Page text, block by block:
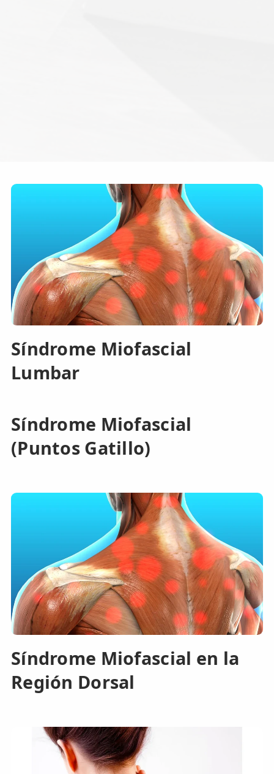
Síndrome Miofascial
Lumbar
Síndrome Miofascial
(Puntos Gatillo)
Síndrome Miofascial en la
Región Dorsal